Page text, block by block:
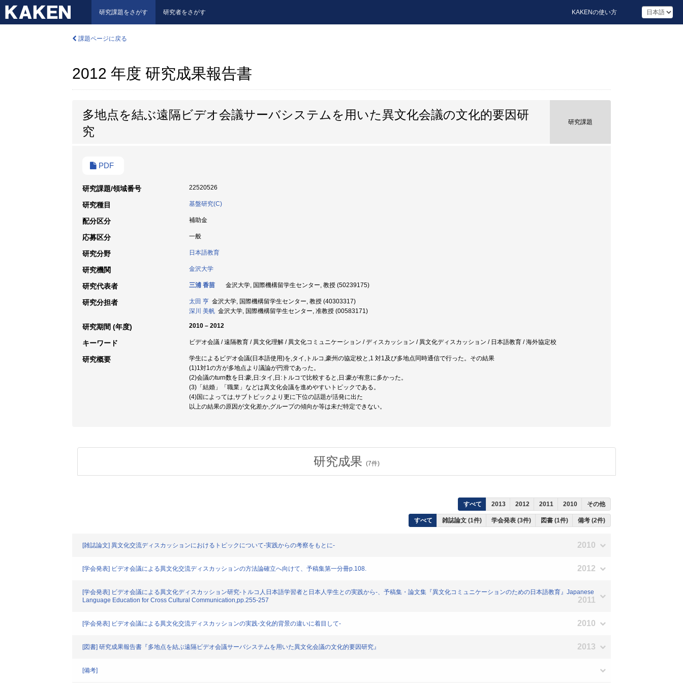
研究課題をさがす 研究者をさがす KAKENの使い方
課題ページに戻る
2012 年度 研究成果報告書
多地点を結ぶ遠隔ビデオ会議サーバシステムを用いた異文化会議の文化的要因研
究
研究課題
PDF
研究課題/領域番号 22520526
研究種目 基盤研究(C)
配分区分 補助金
応募区分 一般
研究分野 日本語教育
研究機関 金沢大学
研究代表者 三浦 香苗 金沢大学, 国際機構留学生センター, 教授 (50239175)
研究分担者 太田 亨 金沢大学, 国際機構留学生センター, 教授 (40303317)
深川 美帆 金沢大学, 国際機構留学生センター, 准教授 (00583171)
研究期間 (年度) 2010 – 2012
キーワード ビデオ会議 / 遠隔教育 / 異文化理解 / 異文化コミュニケーション / ディスカッション / 異文化ディスカッション / 日本語教育 / 海外協定校
研究概要
学生によるビデオ会議(日本語使用)を,タイ,トルコ,豪州の協定校と,1 対1及び多地点同時通信で行った。その結果
(1)1対1の方が多地点より議論が円滑であった。
(2)会議のturn数を日:豪,日:タイ,日:トルコで比較すると,日:豪が有意に多かった。
(3)「結婚」「職業」などは異文化会議を進めやすいトピックである。
(4)国によっては,サブトピックより更に下位の話題が活発に出た
以上の結果の原因が文化差か,グループの傾向か等は未だ特定できない。
研究成果 (7件)
すべて 2013 2012 2011 2010 その他
すべて 雑誌論文 (1件) 学会発表 (3件) 図書 (1件) 備考 (2件)
[雑誌論文] 異文化交流ディスカッションにおけるトピックについて-実践からの考察をもとに- 2010
[学会発表] ビデオ会議による異文化交流ディスカッションの方法論確立へ向けて、予稿集第一分冊p.108. 2012
[学会発表] ビデオ会議による異文化ディスカッション研究-トルコ人日本語学習者と日本人学生との実践から-、予稿集・論文集『異文化コミュニケーションのための日本語教育』Japanese
Language Education for Cross Cultural Communication,pp.255-257
2011
[学会発表] ビデオ会議による異文化交流ディスカッションの実践-文化的背景の違いに着目して- 2010
[図書] 研究成果報告書『多地点を結ぶ遠隔ビデオ会議サーバシステムを用いた異文化会議の文化的要因研究』 2013
[備考]